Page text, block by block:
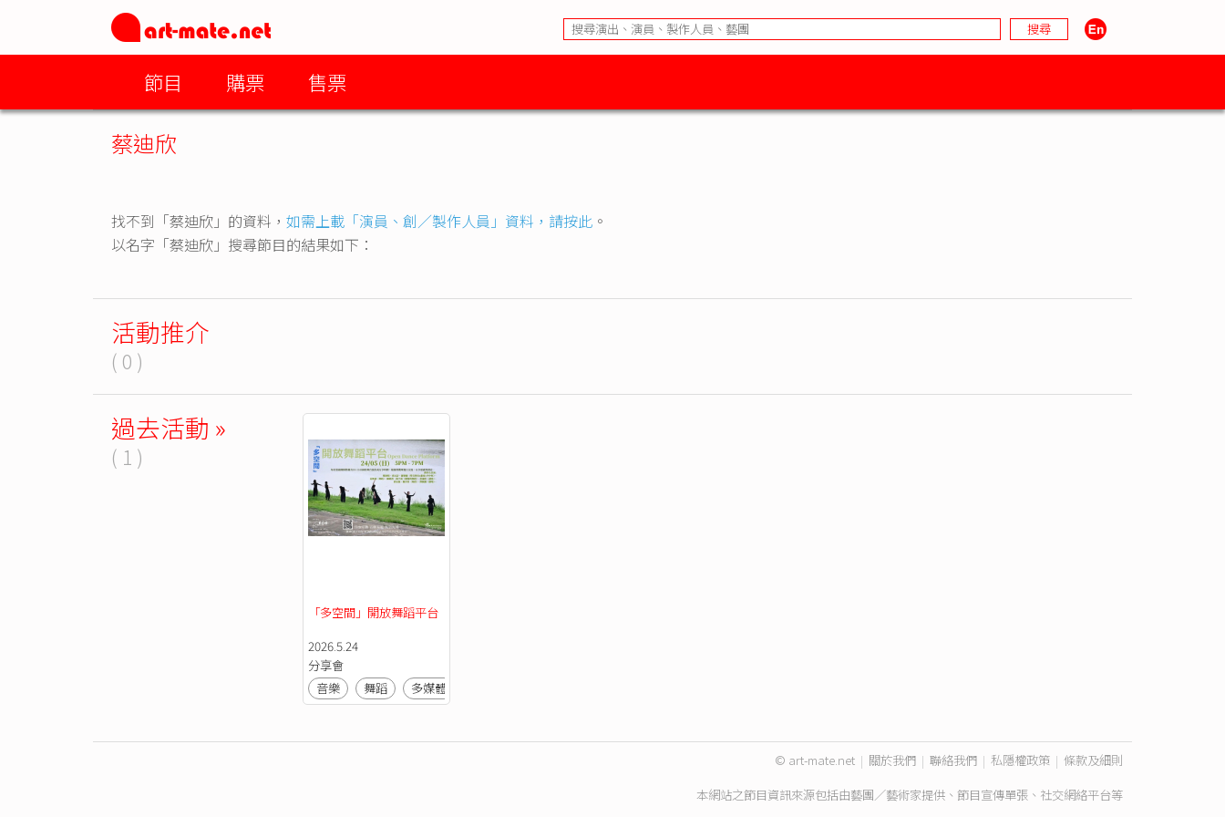
節目 購票 售票
蔡迪欣
找不到「蔡迪欣」的資料， 如需上載「演員、創／製作人員」資料，請按此 。
以名字「蔡迪欣」搜尋節目的結果如下：
活動推介
( 0 )
過去活動 »
( 1 )
「多空間」開放舞蹈平台
2026.5.24
分享會
音樂
舞蹈 多媒體
© art-mate.net | 關於我們 | 聯絡我們 | 私隱權政策 | 條款及細則
本網站之節目資訊來源包括由藝團／藝術家提供、節目宣傳單張、社交網絡平台等